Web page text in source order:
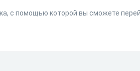
с помощью которой вы сможете